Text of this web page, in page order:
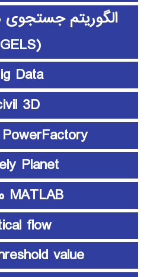
الگوریتم
(GELS)
Data
3D
Planet
MATLAB متلب
flow
value